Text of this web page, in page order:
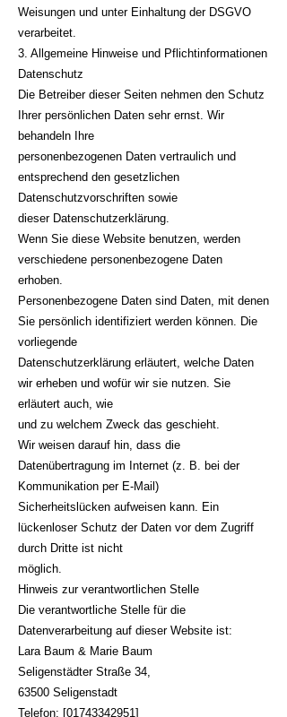
Weisungen und unter Einhaltung der DSGVO
verarbeitet.
3. Allgemeine Hinweise und Pflichtinformationen
Datenschutz
Die Betreiber dieser Seiten nehmen den Schutz
Ihrer persönlichen Daten sehr ernst. Wir
behandeln Ihre
personenbezogenen Daten vertraulich und
entsprechend den gesetzlichen
Datenschutzvorschriften sowie
dieser Datenschutzerklärung.
Wenn Sie diese Website benutzen, werden
verschiedene personenbezogene Daten
erhoben.
Personenbezogene Daten sind Daten, mit denen
Sie persönlich identifiziert werden können. Die
vorliegende
Datenschutzerklärung erläutert, welche Daten
wir erheben und wofür wir sie nutzen. Sie
erläutert auch, wie
und zu welchem Zweck das geschieht.
Wir weisen darauf hin, dass die
Datenübertragung im Internet (z. B. bei der
Kommunikation per E-Mail)
Sicherheitslücken aufweisen kann. Ein
lückenloser Schutz der Daten vor dem Zugriff
durch Dritte ist nicht
möglich.
Hinweis zur verantwortlichen Stelle
Die verantwortliche Stelle für die
Datenverarbeitung auf dieser Website ist:
Lara Baum & Marie Baum
Seligenstädter Straße 34,
63500 Seligenstadt
Telefon: [01743342951]